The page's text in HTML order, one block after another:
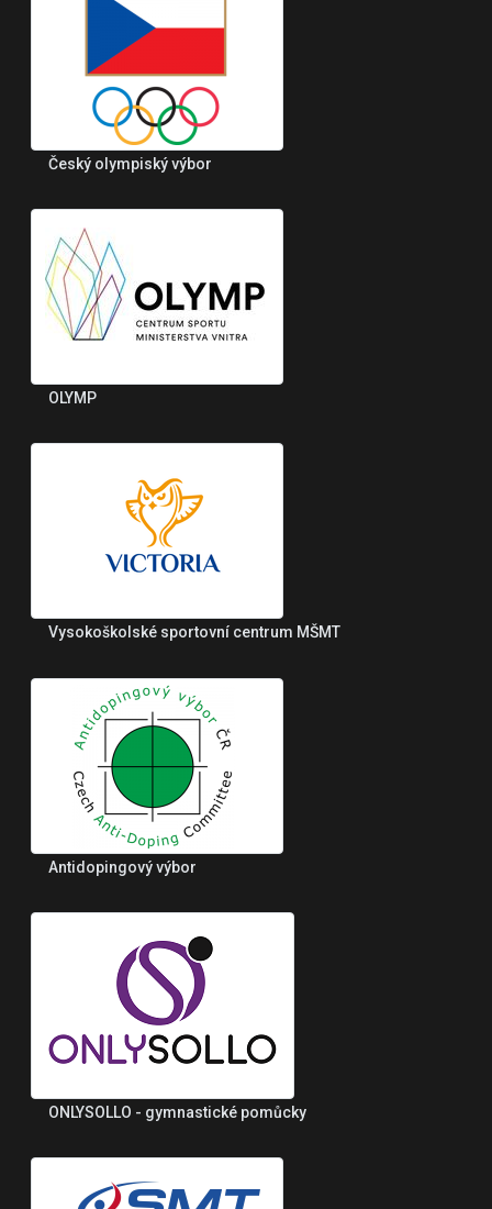
Český olympiský výbor
OLYMP
Vysokoškolské sportovní centrum MŠMT
Antidopingový výbor
ONLYSOLLO - gymnastické pomůcky